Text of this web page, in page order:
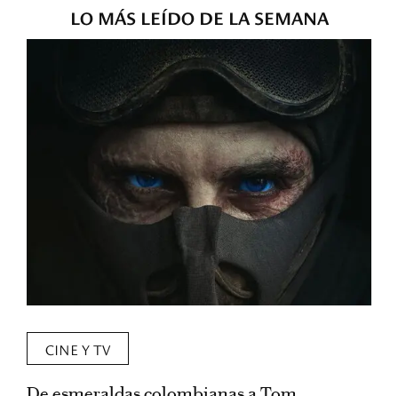
LO MÁS LEÍDO DE LA SEMANA
CINE Y TV